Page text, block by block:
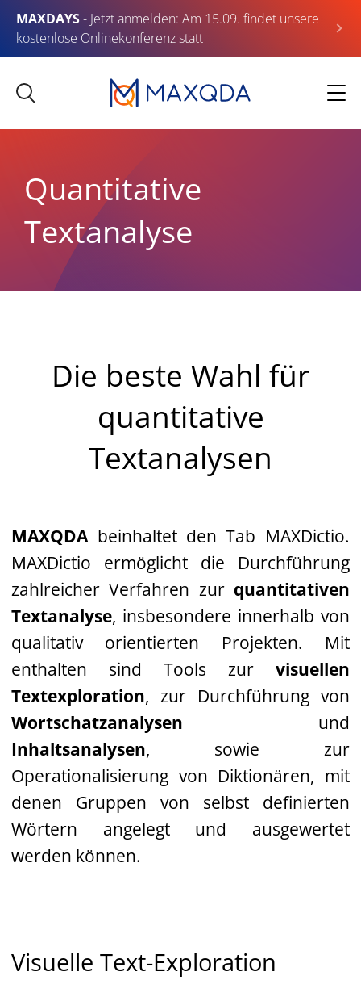
MAXDAYS- Jetzt anmelden: Am 15.09. findet unsere
kostenlose Onlinekonferenz statt
Quantitative
Textanalyse
Die beste Wahl für
quantitative
Textanalysen
MAXQDAbeinhaltet den Tab MAXDictio.
MAXDictio ermöglicht die Durchführung
zahlreicher Verfahren zur quantitativen
Textanalyse, insbesondere innerhalb von
qualitativ orientierten Projekten. Mit
enthalten sind Tools zur visuellen
Textexploration, zur Durchführung von
Wortschatzanalysen und
Inhaltsanalysen, sowie zur
Operationalisierung von Diktionären, mit
denen Gruppen von selbst definierten
Wörtern angelegt und ausgewertet
werden können.
Visuelle Text-Exploration